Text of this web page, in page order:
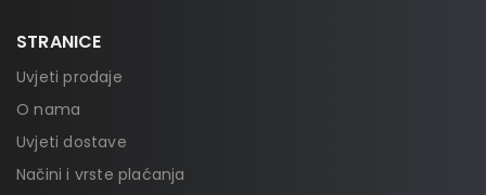
STRANICE
Uvjeti prodaje
O nama
Uvjeti dostave
Načini i vrste plaćanja